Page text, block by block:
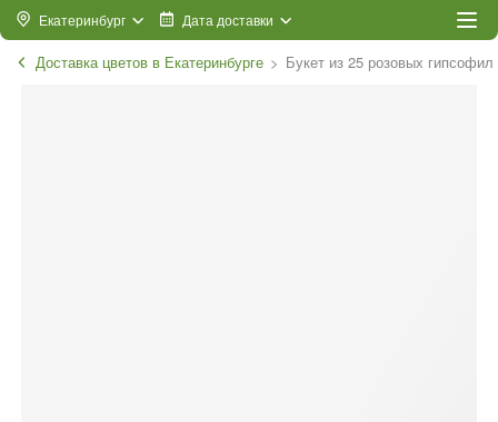
Екатеринбург Дата доставки
Доставка цветов в Екатеринбурге Букет из 25 розовых